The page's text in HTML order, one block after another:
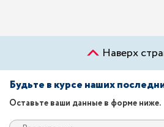
Наверх
Будьте в курсе наших
Оставьте ваши данные в форме ниже.